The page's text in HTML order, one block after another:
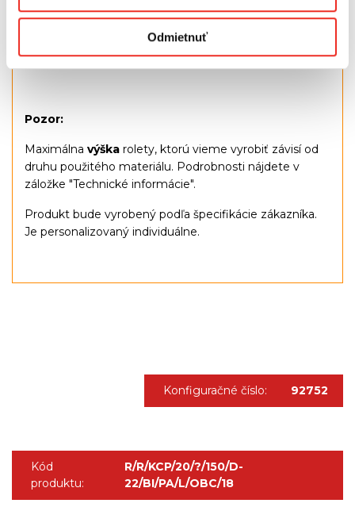
Odmietnuť
Vďaka kazete je zrolovaná tkanina tienená, čo
zabraňuje hromadeniu prachu
materiálu
Pozor:
Maximálna výška rolety, ktorú vieme vyrobiť závisí od
druhu použitého materiálu. Podrobnosti nájdete v
záložke "Technické informácie".
Produkt bude vyrobený podľa špecifikácie zákazníka.
Je personalizovaný individuálne.
Konfiguračné číslo: 92752
Kód
produktu:
R/R/KCP/20/?/150/D-
22/BI/PA/L/OBC/18